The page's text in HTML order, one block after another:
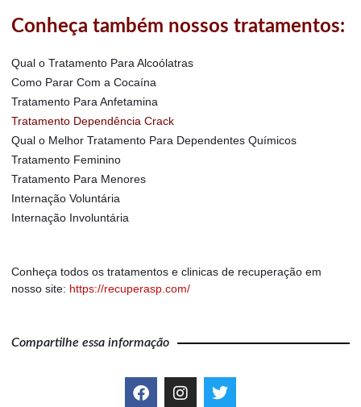
Conheça também nossos tratamentos:
Qual o Tratamento Para Alcoólatras
Como Parar Com a Cocaína
Tratamento Para Anfetamina
Tratamento Dependência Crack
Qual o Melhor Tratamento Para Dependentes Químicos
Tratamento Feminino
Tratamento Para Menores
Internação Voluntária
Internação Involuntária
Conheça todos os tratamentos e clinicas de recuperação em
nosso site: https://recuperasp.com/
Compartilhe essa informação